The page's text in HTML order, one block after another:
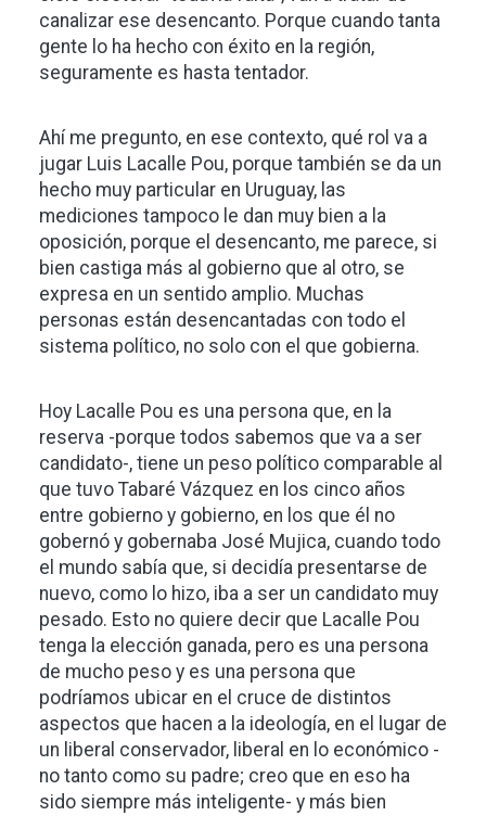
canalizar ese desencanto. Porque cuando tanta
gente lo ha hecho con éxito en la región,
seguramente es hasta tentador.
Ahí me pregunto, en ese contexto, qué rol va a
jugar Luis Lacalle Pou, porque también se da un
hecho muy particular en Uruguay, las
mediciones tampoco le dan muy bien a la
oposición, porque el desencanto, me parece, si
bien castiga más al gobierno que al otro, se
expresa en un sentido amplio. Muchas
personas están desencantadas con todo el
sistema político, no solo con el que gobierna.
Hoy Lacalle Pou es una persona que, en la
reserva -porque todos sabemos que va a ser
candidato-, tiene un peso político comparable al
que tuvo Tabaré Vázquez en los cinco años
entre gobierno y gobierno, en los que él no
gobernó y gobernaba José Mujica, cuando todo
el mundo sabía que, si decidía presentarse de
nuevo, como lo hizo, iba a ser un candidato muy
pesado. Esto no quiere decir que Lacalle Pou
tenga la elección ganada, pero es una persona
de mucho peso y es una persona que
podríamos ubicar en el cruce de distintos
aspectos que hacen a la ideología, en el lugar de
un liberal conservador, liberal en lo económico -
no tanto como su padre; creo que en eso ha
sido siempre más inteligente- y más bien